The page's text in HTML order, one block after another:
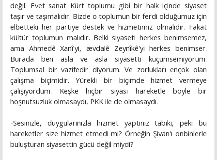
değil. Evet sanat Kürt toplumu gibi bir halk içinde siyaset
taşır ve taşımalıdır. Bizde o toplumun bir ferdi olduğumuz için
elbetteki her partiye destek ve hizmetimiz olmalıdır. Fakat
kültür toplumun malıdır. Belki siyaseti herkes benimsemez,
ama Ahmedê Xanî'yi, ævdalê Zeynîkê'yi herkes benimser.
Burada ben asla ve asla siyasetti küçümsemiyorum.
Toplumsal bir vazifedir diyorum. Ve zorlukları ençok olan
çalışma biçimidir. Yürekli bir biçimde hizmet vermeye
çalışıyordum. Keşke hiçbir siyasi hareketle böyle bir
hoşnutsuzluk olmasaydı, PKK ile de olmasaydı.
-Sesinizle, duygularınızla hizmet yaptınız tabiki, peki bu
hareketler size hizmet etmedi mi? Örneğin Şivan'ı onbinlerle
buluşturan siyasettin gücü değil miydi?